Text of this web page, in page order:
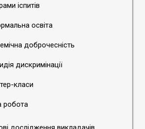
іспитів
освіта
доброчесність
дискримінації
класи
робота